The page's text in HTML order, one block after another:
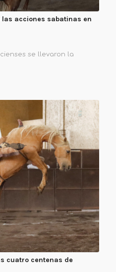
las acciones sabatinas en
se llevaron la
cuatro centenas de